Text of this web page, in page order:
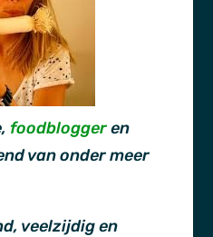
foodbloggeren
van onder meer
veelzijdig en